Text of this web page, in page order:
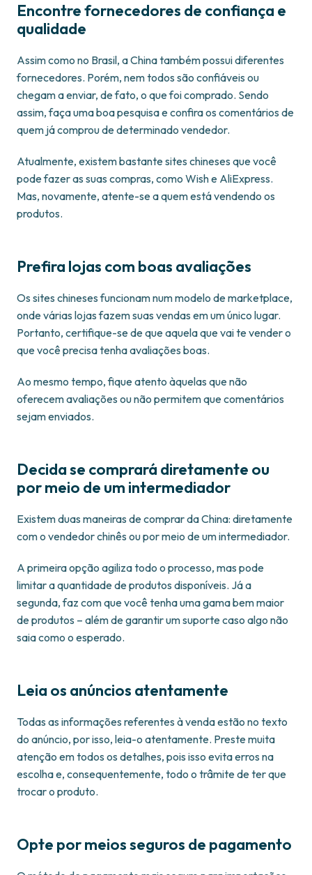
Encontre fornecedores de confiança e
qualidade
Assim como no Brasil, a China também possui diferentes
fornecedores. Porém, nem todos são confiáveis ou
chegam a enviar, de fato, o que foi comprado. Sendo
assim, faça uma boa pesquisa e confira os comentários de
quem já comprou de determinado vendedor.
Atualmente, existem bastante sites chineses que você
pode fazer as suas compras, como Wish e AliExpress.
Mas, novamente, atente-se a quem está vendendo os
produtos.
Prefira lojas com boas avaliações
Os sites chineses funcionam num modelo de marketplace,
onde várias lojas fazem suas vendas em um único lugar.
Portanto, certifique-se de que aquela que vai te vender o
que você precisa tenha avaliações boas.
Ao mesmo tempo, fique atento àquelas que não
oferecem avaliações ou não permitem que comentários
sejam enviados.
Decida se comprará diretamente ou
por meio de um intermediador
Existem duas maneiras de comprar da China: diretamente
com o vendedor chinês ou por meio de um intermediador.
A primeira opção agiliza todo o processo, mas pode
limitar a quantidade de produtos disponíveis. Já a
segunda, faz com que você tenha uma gama bem maior
de produtos – além de garantir um suporte caso algo não
saia como o esperado.
Leia os anúncios atentamente
Todas as informações referentes à venda estão no texto
do anúncio, por isso, leia-o atentamente. Preste muita
atenção em todos os detalhes, pois isso evita erros na
escolha e, consequentemente, todo o trâmite de ter que
trocar o produto.
Opte por meios seguros de pagamento